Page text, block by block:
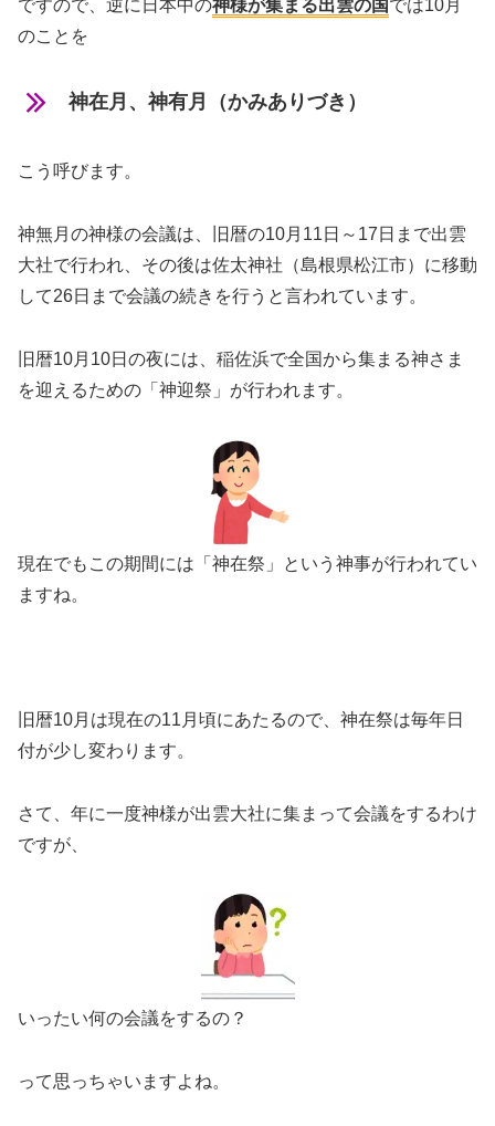
ですので、逆に日本中の神様が集まる出雲の国では10月
のことを
神在月、神有月（かみありづき）
こう呼びます。
神無月の神様の会議は、旧暦の10月11日～17日まで出雲
大社で行われ、その後は佐太神社（島根県松江市）に移動
して26日まで会議の続きを行うと言われています。
旧暦10月10日の夜には、稲佐浜で全国から集まる神さま
を迎えるための「神迎祭」が行われます。
現在でもこの期間には「神在祭」という神事が行われてい
ますね。
旧暦10月は現在の11月頃にあたるので、神在祭は毎年日
付が少し変わります。
さて、年に一度神様が出雲大社に集まって会議をするわけ
ですが、
いったい何の会議をするの？
って思っちゃいますよね。